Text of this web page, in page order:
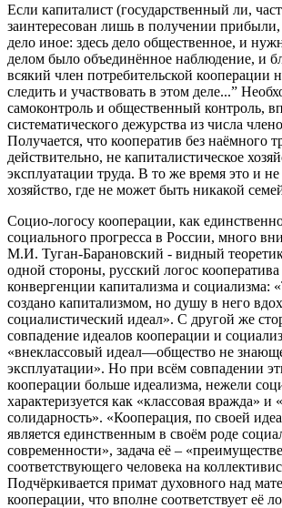
Если капиталист (государственный ли,
заинтересован лишь в получении прибыли,
дело иное: здесь дело общественное, и
делом было объединённое наблюдение, и
всякий член потребительской кооперации
следить и участвовать в этом деле...”
самоконтроль и общественный контроль,
систематического дежурства из числа
Получается, что кооператив без наёмного
действительно, не капиталистическое
эксплуатации труда. В то же время это и
хозяйство, где не может быть никакой
Социо-логосу кооперации, как
социального прогресса в России, много
М.И. Туган-Барановский - видный
одной стороны, русский логос кооператива
конвергенции капитализма и социализма:
создано капитализмом, но душу в него
социалистический идеал». С другой же
совпадение идеалов кооперации и
«внеклассовый идеал—общество не
эксплуатации». Но при всём совпадении
кооперации больше идеализма, нежели
характеризуется как «классовая вражда» и
солидарность». «Кооперация, по своей
является единственным в своём роде
современности», задача её –
соответствующего человека на
Подчёркивается примат духовного над
кооперации, что вполне соответствует её